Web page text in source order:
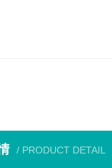
/ PRODUCT DETAIL